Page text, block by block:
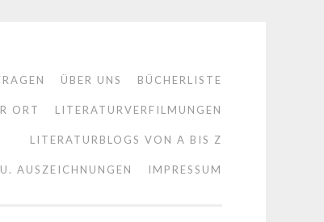
ÜBER UNS BÜCHERLISTE
ORT LITERATURVERFILMUNGEN
LITERATURBLOGS VON A BIS Z
AUSZEICHNUNGEN IMPRESSUM